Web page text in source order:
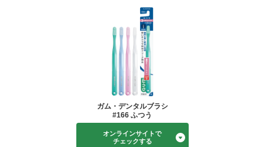
ガム・デンタルブラシ
#166 ふつう
オンラインサイトで
チェックする